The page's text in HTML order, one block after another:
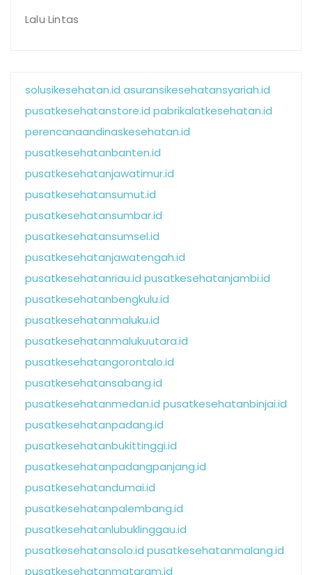
Lalu Lintas
solusikesehatan.id asuransikesehatansyariah.id
pusatkesehatanstore.id pabrikalatkesehatan.id
perencanaandinaskesehatan.id
pusatkesehatanbanten.id
pusatkesehatanjawatimur.id
pusatkesehatansumut.id
pusatkesehatansumbar.id
pusatkesehatansumsel.id
pusatkesehatanjawatengah.id
pusatkesehatanriau.id pusatkesehatanjambi.id
pusatkesehatanbengkulu.id
pusatkesehatanmaluku.id
pusatkesehatanmalukuutara.id
pusatkesehatangorontalo.id
pusatkesehatansabang.id
pusatkesehatanmedan.id pusatkesehatanbinjai.id
pusatkesehatanpadang.id
pusatkesehatanbukittinggi.id
pusatkesehatanpadangpanjang.id
pusatkesehatandumai.id
pusatkesehatanpalembang.id
pusatkesehatanlubuklinggau.id
pusatkesehatansolo.id pusatkesehatanmalang.id
pusatkesehatanmataram.id